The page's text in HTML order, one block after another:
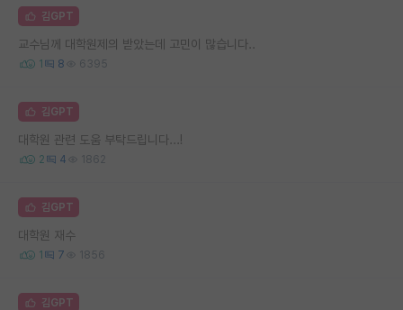
김GPT
교수님께 대학원제의 받았는데 고민이 많습니다..
1 8 6395
김GPT
대학원 관련 도움 부탁드립니다...!
2 4 1862
김GPT
대학원 재수
1 7 1856
김GPT